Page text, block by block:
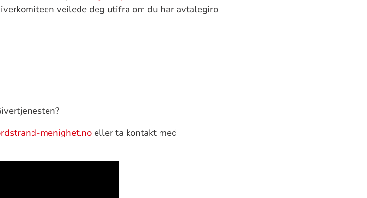
veilede deg utifra om du har avtalegiro
menighet.no eller ta kontakt med